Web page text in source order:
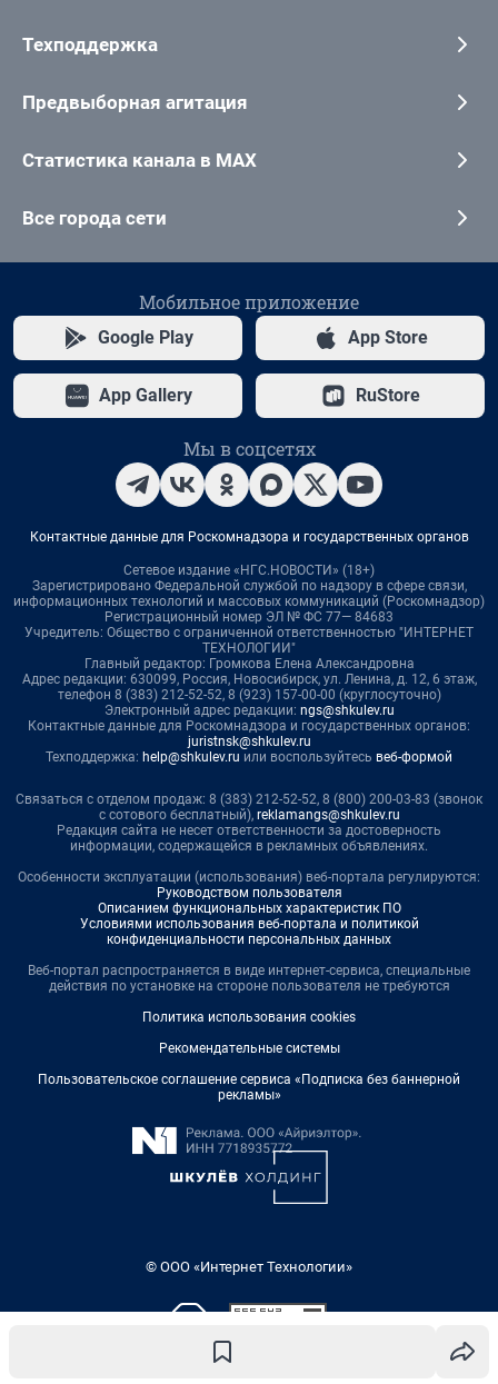
Техподдержка
Предвыборная агитация
Статистика канала в MAX
Все города сети
Мобильное приложение
Google Play App Store
App Gallery RuStore
Мы в соцсетях
Контактные данные для Роскомнадзора и государственных органов
Сетевое издание «НГС.НОВОСТИ» (18+)
Зарегистрировано Федеральной службой по надзору в сфере связи,
информационных технологий и массовых коммуникаций (Роскомнадзор)
Регистрационный номер ЭЛ № ФС 77— 84683
Учредитель: Общество с ограниченной ответственностью "ИНТЕРНЕТ
ТЕХНОЛОГИИ"
Главный редактор: Громкова Елена Александровна
Адрес редакции: 630099, Россия, Новосибирск, ул. Ленина, д. 12, 6 этаж,
телефон 8 (383) 212-52-52, 8 (923) 157-00-00 (круглосуточно)
Электронный адрес редакции: ngs@shkulev.ru
Контактные данные для Роскомнадзора и государственных органов:
juristnsk@shkulev.ru
Техподдержка: help@shkulev.ru или воспользуйтесь веб-формой
Связаться с отделом продаж: 8 (383) 212-52-52, 8 (800) 200-03-83 (звонок
с сотового бесплатный), reklamangs@shkulev.ru
Редакция сайта не несет ответственности за достоверность
информации, содержащейся в рекламных объявлениях.
Особенности эксплуатации (использования) веб-портала регулируются:
Руководством пользователя
Описанием функциональных характеристик ПО
Условиями использования веб-портала и политикой
конфиденциальности персональных данных
Веб-портал распространяется в виде интернет-сервиса, специальные
действия по установке на стороне пользователя не требуются
Политика использования cookies
Рекомендательные системы
Пользовательское соглашение сервиса «Подписка без баннерной
рекламы»
© ООО «Интернет Технологии»